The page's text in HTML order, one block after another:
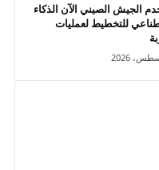
الجيش الصيني الآن الذكاء
للتخطيط لعمليات